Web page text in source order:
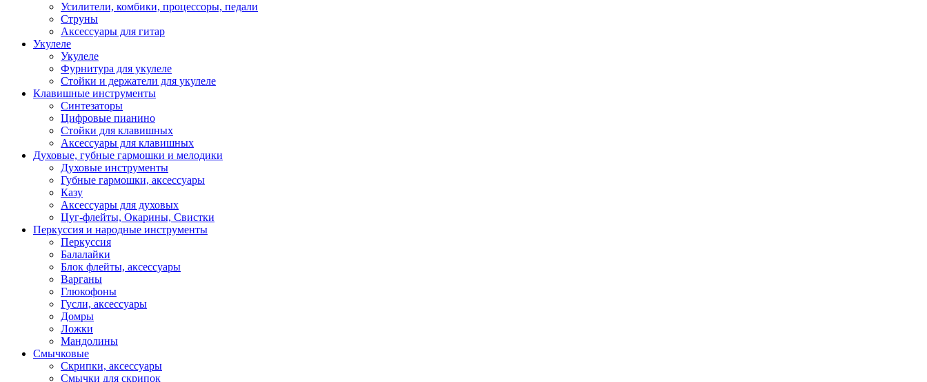
Усилители, комбики, процессоры, педали
Струны
Аксессуары для гитар
Укулеле
Укулеле
Фурнитура для укулеле
Стойки и держатели для укулеле
Клавишные инструменты
Синтезаторы
Цифровые пианино
Стойки для клавишных
Аксессуары для клавишных
Духовые, губные гармошки и мелодики
Духовые инструменты
Губные гармошки, аксессуары
Казу
Аксессуары для духовых
Цуг-флейты, Окарины, Свистки
Перкуссия и народные инструменты
Перкуссия
Балалайки
Блок флейты, аксессуары
Варганы
Глюкофоны
Гусли, аксессуары
Домры
Ложки
Мандолины
Смычковые
Скрипки, аксессуары
Смычки для скрипок